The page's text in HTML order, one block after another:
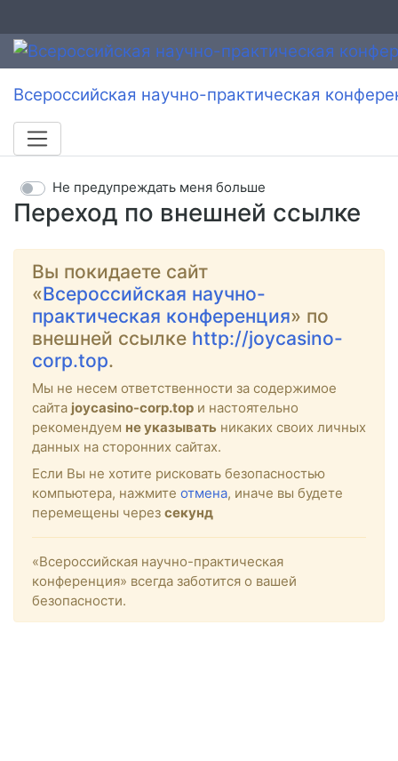
Всероссийская научно-практическая
Переход по внешней ссылке
Не предупреждать меня больше
Вы покидаете сайт
«Всероссийская научно-
практическая конференция» по
внешней ссылке http://joycasino-
corp.top.
Мы не несем ответственности за содержимое
сайта joycasino-corp.top и настоятельно
рекомендуем не указывать никаких своих личных
данных на сторонних сайтах.
Если Вы не хотите рисковать безопасностью
компьютера, нажмите отмена, иначе вы будете
перемещены через секунд
«Всероссийская научно-практическая
конференция» всегда заботится о вашей
безопасности.